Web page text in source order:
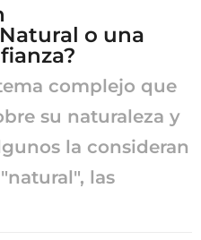
o una
complejo que
su naturaleza y
la consideran
las